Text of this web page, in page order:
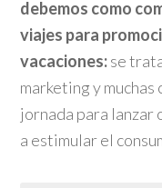
debemos como
viajes para
vacaciones:se
marketing y
jornada para
a estimular el